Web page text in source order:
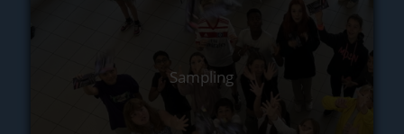
Sampling